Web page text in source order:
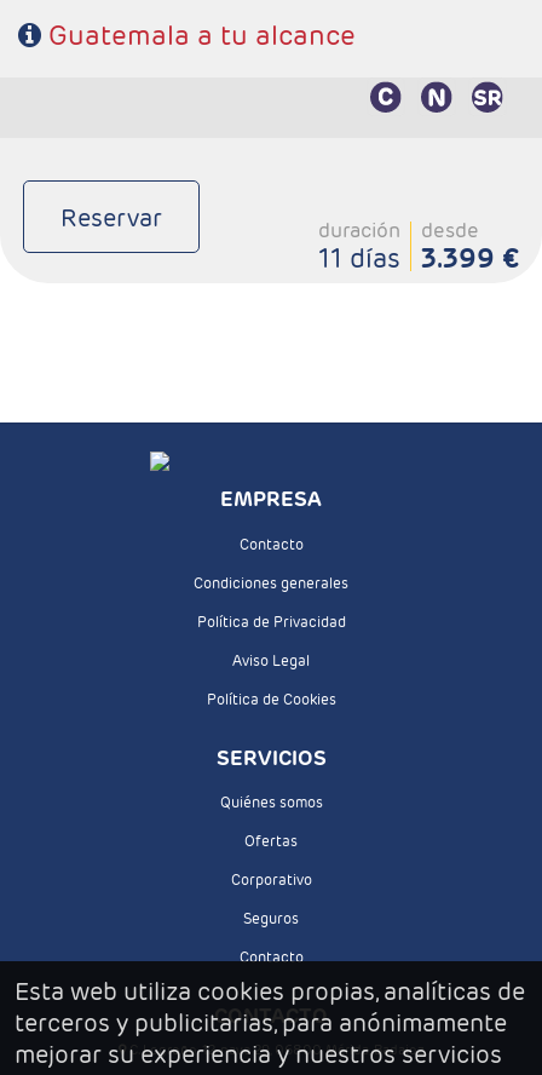
Guatemala a tu alcance
Reservar duración
11 días
desde
3.399 €
EMPRESA
Contacto
Condiciones generales
Política de Privacidad
Aviso Legal
Política de Cookies
SERVICIOS
Quiénes somos
Ofertas
Corporativo
Seguros
Contacto
CONTACTO
C. Logroño, 12, nave 29, 06800 Mérida, Badajoz
Esta web utiliza cookies propias, analíticas de
terceros y publicitarias, para anónimamente
mejorar su experiencia y nuestros servicios